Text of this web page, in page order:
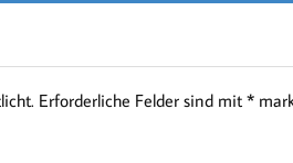
Erforderliche Felder sind mit *